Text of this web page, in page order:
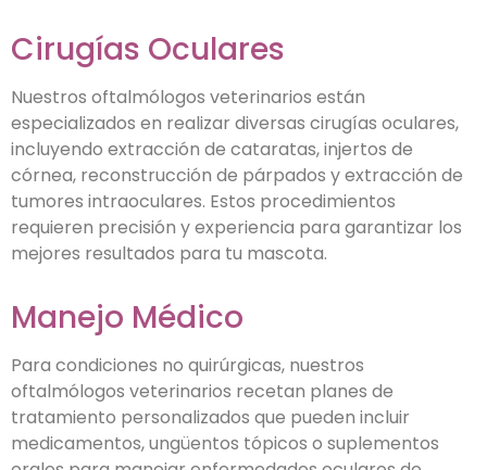
Cirugías Oculares
Nuestros oftalmólogos veterinarios están
especializados en realizar diversas cirugías oculares,
incluyendo extracción de cataratas, injertos de
córnea, reconstrucción de párpados y extracción de
tumores intraoculares. Estos procedimientos
requieren precisión y experiencia para garantizar los
mejores resultados para tu mascota.
Manejo Médico
Para condiciones no quirúrgicas, nuestros
oftalmólogos veterinarios recetan planes de
tratamiento personalizados que pueden incluir
medicamentos, ungüentos tópicos o suplementos